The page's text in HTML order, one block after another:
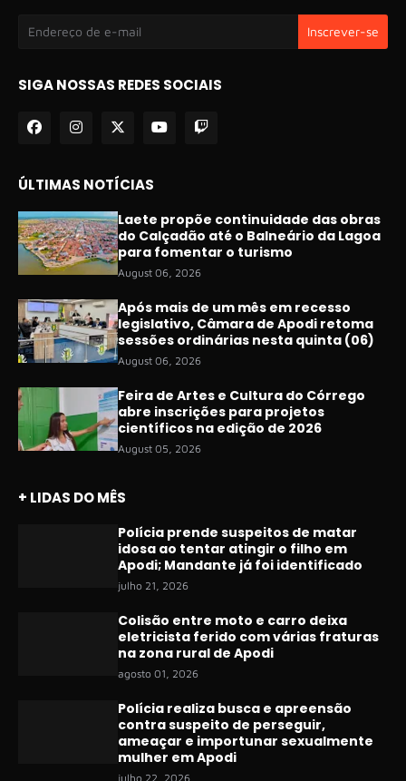
SIGA NOSSAS REDES SOCIAIS
ÚLTIMAS NOTÍCIAS
Laete propõe continuidade das obras
do Calçadão até o Balneário da Lagoa
para fomentar o turismo
August 06, 2026
Após mais de um mês em recesso
legislativo, Câmara de Apodi retoma
sessões ordinárias nesta quinta (06)
August 06, 2026
Feira de Artes e Cultura do Córrego
abre inscrições para projetos
científicos na edição de 2026
August 05, 2026
+ LIDAS DO MÊS
Polícia prende suspeitos de matar
idosa ao tentar atingir o filho em
Apodi; Mandante já foi identificado
julho 21, 2026
Colisão entre moto e carro deixa
eletricista ferido com várias fraturas
na zona rural de Apodi
agosto 01, 2026
Polícia realiza busca e apreensão
contra suspeito de perseguir,
ameaçar e importunar sexualmente
mulher em Apodi
julho 22, 2026